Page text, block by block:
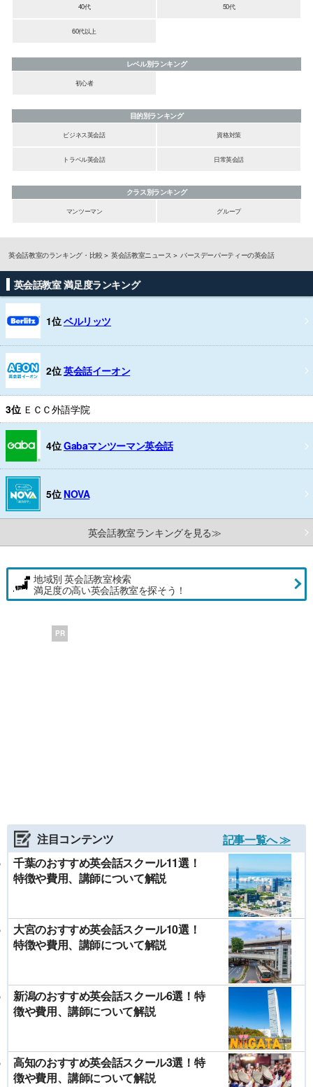
40代 50代
60代以上
レベル別ランキング
初心者
目的別ランキング
ビジネス英会話
資格対策
トラベル英会話 日常英会話
クラス別ランキング
マンツーマン
グループ
英会話教室のランキング・比較 英会話教室ニュース バースデーパーティーの英会話
英会話教室 満足度ランキング
1位ベルリッツ
2位英会話イーオン
3位 ＥＣＣ外語学院
4位Gabaマンツーマン英会話
5位 NOVA
英会話教室ランキングを見る≫
地域別 英会話教室検索
満足度の高い英会話教室を探そう！
PR
注目コンテンツ
記事一覧へ ≫
千葉のおすすめ英会話スクール11選！
特徴や費用、講師について解説
大宮のおすすめ英会話スクール10選！
特徴や費用、講師について解説
新潟のおすすめ英会話スクール6選！特
徴や費用、講師について解説
高知のおすすめ英会話スクール3選！特
徴や費用、講師について解説